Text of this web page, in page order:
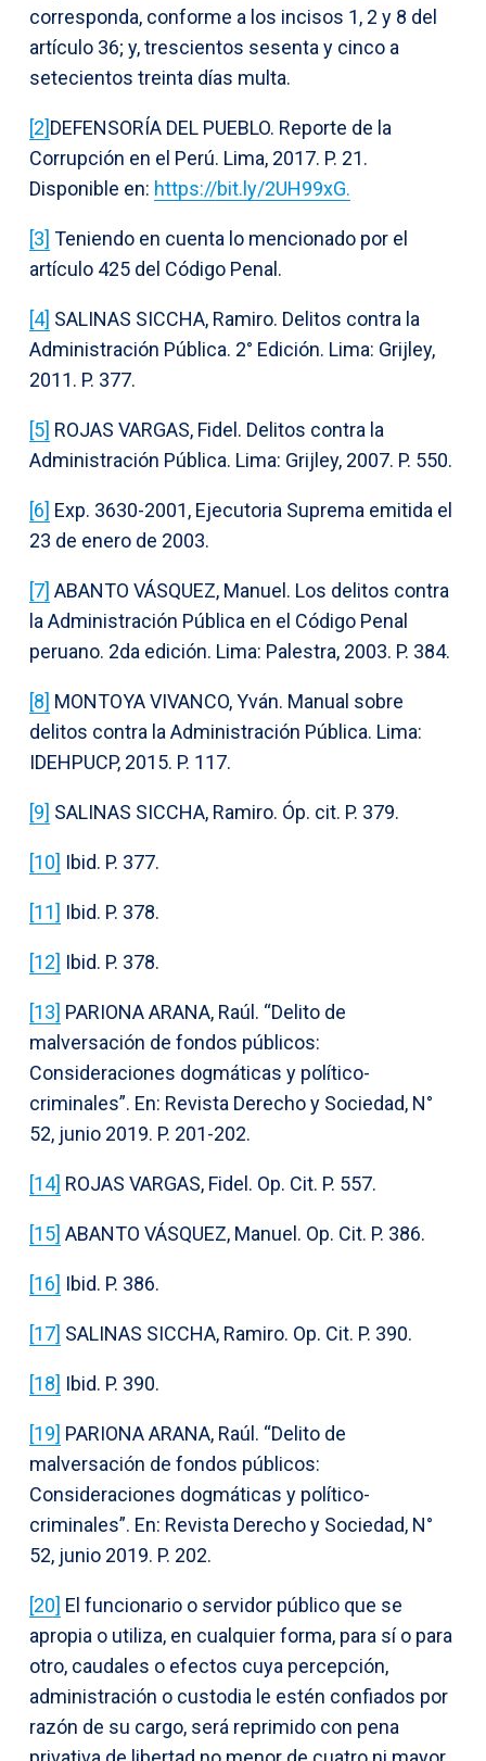
corresponda, conforme a los incisos 1, 2 y 8 del
artículo 36; y, trescientos sesenta y cinco a
setecientos treinta días multa.
[2]DEFENSORÍA DEL PUEBLO. Reporte de la
Corrupción en el Perú. Lima, 2017. P. 21.
Disponible en: https://bit.ly/2UH99xG.
[3] Teniendo en cuenta lo mencionado por el
artículo 425 del Código Penal.
[4] SALINAS SICCHA, Ramiro. Delitos contra la
Administración Pública. 2° Edición. Lima: Grijley,
2011. P. 377.
[5] ROJAS VARGAS, Fidel. Delitos contra la
Administración Pública. Lima: Grijley, 2007. P. 550.
[6] Exp. 3630-2001, Ejecutoria Suprema emitida el
23 de enero de 2003.
[7] ABANTO VÁSQUEZ, Manuel. Los delitos contra
la Administración Pública en el Código Penal
peruano. 2da edición. Lima: Palestra, 2003. P. 384.
[8] MONTOYA VIVANCO, Yván. Manual sobre
delitos contra la Administración Pública. Lima:
IDEHPUCP, 2015. P. 117.
[9] SALINAS SICCHA, Ramiro. Óp. cit. P. 379.
[10] Ibid. P. 377.
[11] Ibid. P. 378.
[12] Ibid. P. 378.
[13] PARIONA ARANA, Raúl. “Delito de
malversación de fondos públicos:
Consideraciones dogmáticas y político-
criminales”. En: Revista Derecho y Sociedad, N°
52, junio 2019. P. 201-202.
[14] ROJAS VARGAS, Fidel. Op. Cit. P. 557.
[15] ABANTO VÁSQUEZ, Manuel. Op. Cit. P. 386.
[16] Ibid. P. 386.
[17] SALINAS SICCHA, Ramiro. Op. Cit. P. 390.
[18] Ibid. P. 390.
[19] PARIONA ARANA, Raúl. “Delito de
malversación de fondos públicos:
Consideraciones dogmáticas y político-
criminales”. En: Revista Derecho y Sociedad, N°
52, junio 2019. P. 202.
[20] El funcionario o servidor público que se
apropia o utiliza, en cualquier forma, para sí o para
otro, caudales o efectos cuya percepción,
administración o custodia le estén confiados por
razón de su cargo, será reprimido con pena